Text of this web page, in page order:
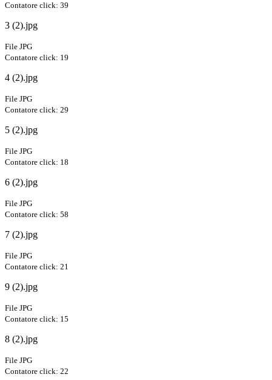
Contatore click: 39
3 (2).jpg
File JPG
Contatore click: 19
4 (2).jpg
File JPG
Contatore click: 29
5 (2).jpg
File JPG
Contatore click: 18
6 (2).jpg
File JPG
Contatore click: 58
7 (2).jpg
File JPG
Contatore click: 21
9 (2).jpg
File JPG
Contatore click: 15
8 (2).jpg
File JPG
Contatore click: 22